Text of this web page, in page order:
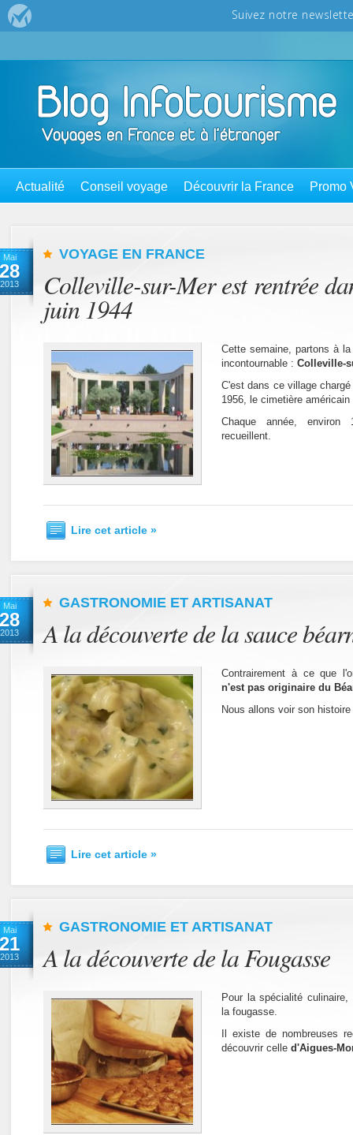
Actualité Conseil voyage Découvrir la France Promo
Mai
28
2013
VOYAGE EN FRANCE
Colleville-sur-Mer est rentrée
juin 1944
Cette semaine, partons à
incontournable : Colleville-
C'est dans ce village
1956, le cimetière
Chaque année,
recueillent.
Lire cet article »
Mai
28
2013
GASTRONOMIE ET ARTISANAT
A la découverte de la sauce
Contrairement à ce que
n'est pas originaire du
Nous allons voir son
Lire cet article »
Mai
21
2013
GASTRONOMIE ET ARTISANAT
A la découverte de la Fougasse
Pour la spécialité
la fougasse.
Il existe de nombreuses
découvrir celle d'Aigues-